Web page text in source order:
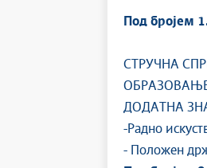
Под бројем
СТРУЧНА
ОБРАЗОВАЊЕ:
ДОДАТНА
-Радно
- Положен